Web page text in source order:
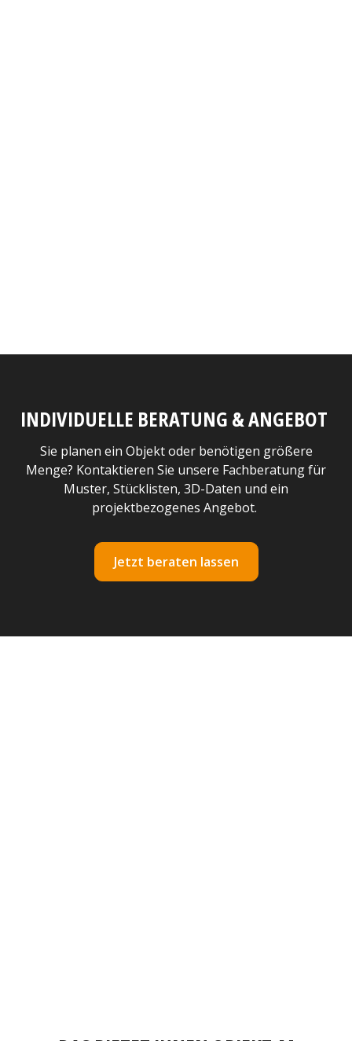
INDIVIDUELLE BERATUNG & ANGEBOT
Sie planen ein Objekt oder benötigen größere
Menge? Kontaktieren Sie unsere Fachberatung für
Muster, Stücklisten, 3D-Daten und ein
projektbezogenes Angebot.
Jetzt beraten lassen